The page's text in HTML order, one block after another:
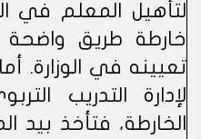
لتأهيل المعلم في
خارطة طريق واضحة
تعيينه في الوزارة.
لإدارة التدريب
الخارطة، فتأخذ بيد